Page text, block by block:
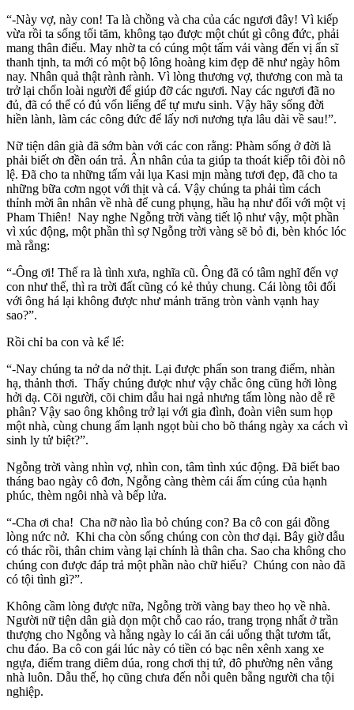
“-Này vợ, này con! Ta là chồng và cha của các ngươi đây! Vì kiếp
vừa rồi ta sống tối tăm, không tạo được một chút gì công đức, phải
mang thân điểu. May nhờ ta có cúng một tấm vải vàng đến vị ẩn sĩ
thanh tịnh, ta mới có một bộ lông hoàng kim đẹp đẽ như ngày hôm
nay. Nhân quả thật rành rành. Vì lòng thương vợ, thương con mà ta
trở lại chốn loài người để giúp đỡ các ngươi. Nay các ngươi đã no
đủ, đã có thể có đủ vốn liếng để tự mưu sinh. Vậy hãy sống đời
hiền lành, làm các công đức để lấy nơi nương tựa lâu dài về sau!”.
Nữ tiện dân già đã sớm bàn với các con rằng: Phàm sống ở đời là
phải biết ơn đền oán trả. Ân nhân của ta giúp ta thoát kiếp tôi đòi nô
lệ. Ðã cho ta những tấm vải lụa Kasi mịn màng tươi đẹp, đã cho ta
những bữa cơm ngọt với thịt và cá. Vậy chúng ta phải tìm cách
thỉnh mời ân nhân về nhà để cung phụng, hầu hạ như đối với một vị
Pham Thiên! Nay nghe Ngỗng trời vàng tiết lộ như vậy, một phần
vì xúc động, một phần thì sợ Ngỗng trời vàng sẽ bỏ đi, bèn khóc lóc
mà rằng:
“-Ông ơi! Thế ra là tình xưa, nghĩa cũ. Ông đã có tâm nghĩ đến vợ
con như thế, thì ra trời đất cũng có kẻ thủy chung. Cái lòng tôi đối
với ông há lại không được như mảnh trăng tròn vành vạnh hay
sao?”.
Rồi chỉ ba con và kể lể:
“-Nay chúng ta nở da nở thịt. Lại được phấn son trang điểm, nhàn
hạ, thảnh thơi. Thấy chúng được như vậy chắc ông cũng hởi lòng
hởi dạ. Cõi người, cõi chim dẫu hai ngả nhưng tấm lòng nào dễ rẽ
phân? Vậy sao ông không trở lại với gia đình, đoàn viên sum họp
một nhà, cùng chung ấm lạnh ngọt bùi cho bõ tháng ngày xa cách vì
sinh ly tử biệt?”.
Ngỗng trời vàng nhìn vợ, nhìn con, tâm tình xúc động. Đã biết bao
tháng bao ngày cô đơn, Ngỗng càng thèm cái ấm cúng của hạnh
phúc, thèm ngôi nhà và bếp lửa.
“-Cha ơi cha! Cha nỡ nào lìa bỏ chúng con? Ba cô con gái đồng
lòng nức nở. Khi cha còn sống chúng con còn thơ dại. Bây giờ dẫu
có thác rồi, thân chim vàng lại chính là thân cha. Sao cha không cho
chúng con được đáp trả một phần nào chữ hiếu? Chúng con nào đã
có tội tình gì?”.
Không cầm lòng được nữa, Ngỗng trời vàng bay theo họ về nhà.
Người nữ tiện dân già dọn một chỗ cao ráo, trang trọng nhất ở trần
thượng cho Ngỗng và hằng ngày lo cái ăn cái uống thật tươm tất,
chu đáo. Ba cô con gái lúc này có tiền có bạc nên xênh xang xe
ngựa, điểm trang diêm dúa, rong chơi thị tứ, đô phường nên vắng
nhà luôn. Dẫu thế, họ cũng chưa đến nỗi quên bẵng người cha tội
nghiệp.